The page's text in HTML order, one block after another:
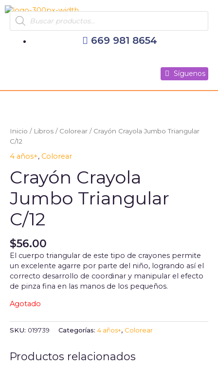
al
contenido
Products
search
669 981 8654
Síguenos
Inicio / Libros / Colorear / Crayón Crayola Jumbo Triangular
C/12
4 años+, Colorear
Crayón Crayola
Jumbo Triangular
C/12
$56.00
El cuerpo triangular de este tipo de crayones permite
un excelente agarre por parte del niño, logrando así el
correcto desarrollo de coordinar y manipular el efecto
de pinza fina en las manos de los pequeños.
Agotado
SKU: 019739 Categorías: 4 años+, Colorear
Productos relacionados